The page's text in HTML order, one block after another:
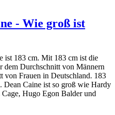
- Wie groß ist
ist 183 cm. Mit 183 cm ist die
dem Durchschnitt von Männern
von Frauen in Deutschland. 183
Dean Caine ist so groß wie Hardy
Hugo Egon Balder und